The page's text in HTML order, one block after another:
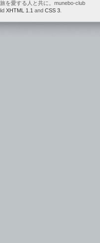
を愛する人と共に。munebo-club
XHTML 1.1 and CSS 3